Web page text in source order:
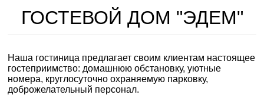
ГОСТЕВОЙ ДОМ "ЭДЕМ"
Наша гостиница предлагает своим клиентам настоящее
гостеприимство: домашнюю обстановку, уютные
номера, круглосуточно охраняемую парковку,
доброжелательный персонал.